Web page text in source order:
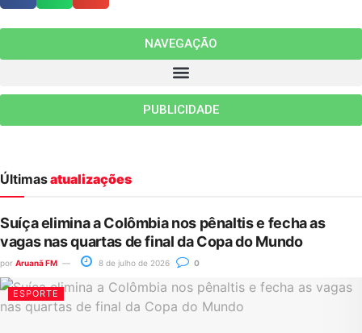
NAVEGAÇÃO
PUBLICIDADE
Últimasatualizações
Suíça elimina a Colômbia nos pênaltis e fecha as
vagas nas quartas de final da Copa do Mundo
por Aruanã FM 8 de julho de 2026 0
ESPORTE